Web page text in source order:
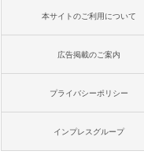
本サイトのご利用について
広告掲載のご案内
プライバシーポリシー
インプレスグループ